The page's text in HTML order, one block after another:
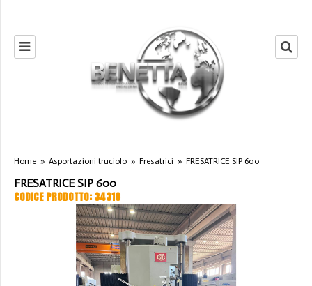
Home » Asportazioni truciolo » Fresatrici » FRESATRICE SIP 600
FRESATRICE SIP 600
CODICE PRODOTTO: 34318